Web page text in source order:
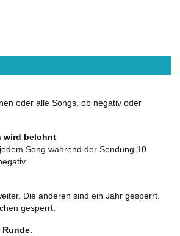
oder alle Songs, ob negativ oder
wird belohnt
Song während der Sendung 10
Die anderen sind ein Jahr gesperrt.
gesperrt.
Runde.